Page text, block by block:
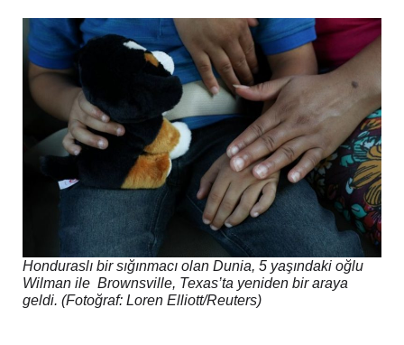
Honduraslı bir sığınmacı olan Dunia, 5 yaşındaki oğlu
Wilman ile Brownsville, Texas’ta yeniden bir araya
geldi. (Fotoğraf: Loren Elliott/Reuters)